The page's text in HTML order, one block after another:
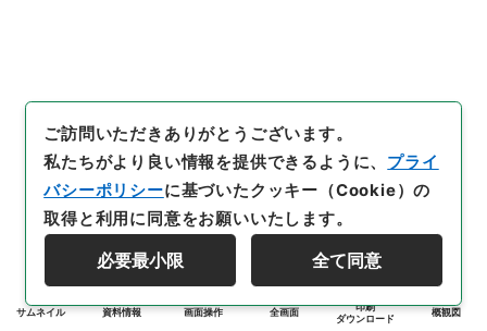
サムネイル 資料情報 画面操作 全画面
印刷
ダウンロード
概観図
ご訪問いただきありがとうございます。
私たちがより良い情報を提供できるように、 プライ
バシーポリシーに基づいたクッキー（Cookie）の
取得と利用に同意をお願いいたします。
必要最小限 全て同意